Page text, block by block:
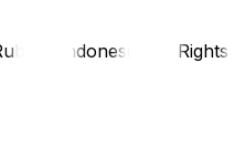
Indonesia. All Rights